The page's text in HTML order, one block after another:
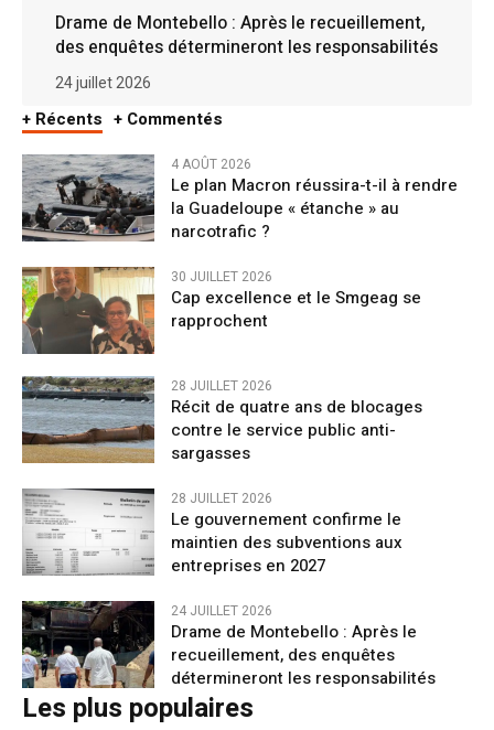
Drame de Montebello : Après le recueillement,
des enquêtes détermineront les responsabilités
24 juillet 2026
+ Récents + Commentés
4 AOÛT 2026
Le plan Macron réussira-t-il à rendre
la Guadeloupe « étanche » au
narcotrafic ?
30 JUILLET 2026
Cap excellence et le Smgeag se
rapprochent
28 JUILLET 2026
Récit de quatre ans de blocages
contre le service public anti-
sargasses
28 JUILLET 2026
Le gouvernement confirme le
maintien des subventions aux
entreprises en 2027
24 JUILLET 2026
Drame de Montebello : Après le
recueillement, des enquêtes
détermineront les responsabilités
Les plus populaires